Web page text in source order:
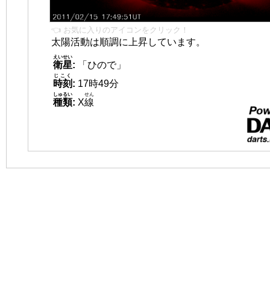
👈 お気に入りのアイコンをクリック！
太陽活動は順調に上昇しています。
衛星
えいせい
:
「ひので」
時刻
じこく
: 17時49分
種類
しゅるい
: X線
せん